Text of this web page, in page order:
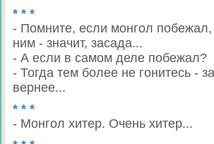
* * *
- Помните, если монгол побежал,
ним - значит, засада...
- А если в самом деле побежал?
- Тогда тем более не гонитесь -
вернее...
* * *
- Монгол хитер. Очень хитер...